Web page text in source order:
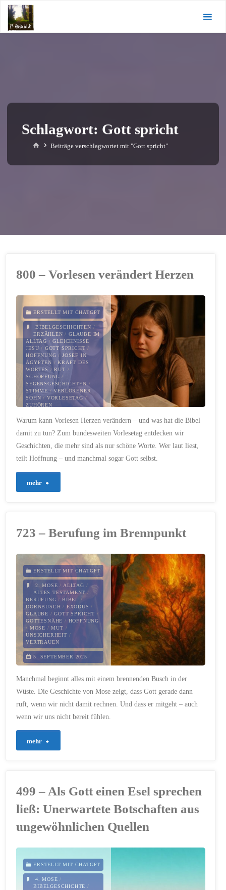
Zum
Inhalt
springen
Schlagwort: Gott spricht
StartBeiträge verschlagwortet mit "Gott spricht"
800 – Vorlesen verändert Herzen
ERSTELLT MIT CHATGPT
BIBELGESCHICHTEN /
ERZÄHLEN /GLAUBE IM
ALLTAG /GLEICHNISSE
JESU / GOTT SPRICHT /
HOFFNUNG / JOSEF IN
ÄGYPTEN /KRAFT DES
WORTES /RUT /
SCHÖPFUNG /
SEGENSGESCHICHTEN /
STIMME /VERLORENER
SOHN / VORLESETAG /
ZUHÖREN
21. NOVEMBER 2025
Warum kann Vorlesen Herzen verändern – und was hat die Bibel
damit zu tun? Zum bundesweiten Vorlesetag entdecken wir
Geschichten, die mehr sind als nur schöne Worte. Wer laut liest,
teilt Hoffnung – und manchmal sogar Gott selbst.
mehr
Herzen"
723 – Berufung im Brennpunkt
ERSTELLT MIT CHATGPT
2. MOSE / ALLTAG /
ALTES TESTAMENT/
BERUFUNG / BIBEL /
DORNBUSCH / EXODUS /
GLAUBE /GOTT SPRICHT /
GOTTESNÄHE / HOFFNUNG
/ MOSE /MUT /
UNSICHERHEIT /
VERTRAUEN
5. SEPTEMBER 2025
Manchmal beginnt alles mit einem brennenden Busch in der
Wüste. Die Geschichte von Mose zeigt, dass Gott gerade dann
ruft, wenn wir nicht damit rechnen. Und dass er mitgeht – auch
wenn wir uns nicht bereit fühlen.
mehr
Brennpunkt"
499 – Als Gott einen Esel sprechen
ließ: Unerwartete Botschaften aus
ungewöhnlichen Quellen
ERSTELLT MIT CHATGPT
4. MOSE /
BIBELGESCHICHTE /